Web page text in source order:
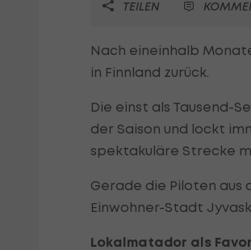
TEILEN
Nach eineinhalb
in Finnland zurück.
Die einst als Tausend-
der Saison und lockt
spektakuläre Strecke
Gerade die Piloten aus
Einwohner-Stadt
Lokalmatador als